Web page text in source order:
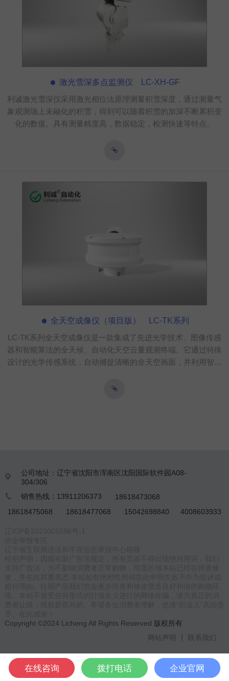
菜单 电话 客服 分享
激光雪深多点监测仪 LC-XH-GF
利诚激光雪深仪采用激光相位法原理测量积雪深度，通过测量气
象观测场上未融化的积雪，得到可以随着积雪的加深不断累积变
化的数值。具有测量精度高，数据稳定，检测快速等特点。
全天空成像仪（项目版） LC-TK系列
LC-TK系列全天空成像仪是一款集成了先进光学技术、图像传感
器和智能算法的全天候、自动化天空云量观测终端。它通过特殊
设计的光学传感系统，自动捕捉清晰的全天空画面，并利用智能
况”，为光伏电站的发电功率预测提供有有力的数据保障。

公司地址：辽宁省沈阳市浑南区沈阳国际软件园A08-
304/306
 销售热线：13911206373
18618473068
18618475068
18618477068 15042698840 4008603933
Copyright ©2024 Licheng All Rights Reserved 版权所有
网站声明
联系我们
在线咨询 拨打电话 企业官网